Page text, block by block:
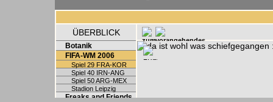
ÜBERBLICK
Botanik
FIFA-WM 2006
Spiel 29 FRA-KOR
Spiel 40 IRN-ANG
Spiel 50 ARG-MEX
Stadion Leipzig
Freaks and Friends